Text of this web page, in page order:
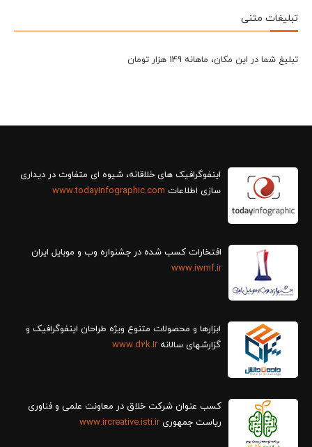
تبلیغات متنی
تبلیغ شما در این مکان، ماهانه 149 هزار تومان
سازی اطلاعات www.todayinfographic.com
افتخارات کسب شده در جشنواره وب و موبایل ایران
www.iwmf.ir
ابزارها و محصولات متنوع ویژه طراحان اینفوگرافیک و
گزارش‎های سالانه
www.d2k.ir
کسب عنوان شرکت خلاق در معاونت علمی و فناوری
ریاست جمهوریwww.ircreative.isti.ir